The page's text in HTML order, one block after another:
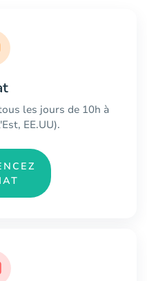
les jours de 10h à
EE.UU).